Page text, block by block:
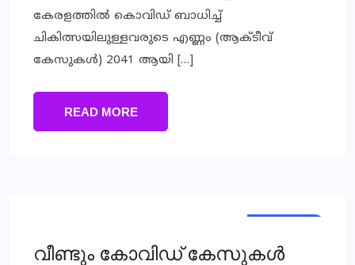
കേരളത്തില്‍ കൊവിഡ് ബാധിച്ച്
ചികിത്സയിലുള്ളവരുടെ എണ്ണം (ആക്ടീവ്
കേസുകള്‍) 2041 ആയി […]
READ MORE
വീണ്ടും കോവിഡ് കേസുകള്‍